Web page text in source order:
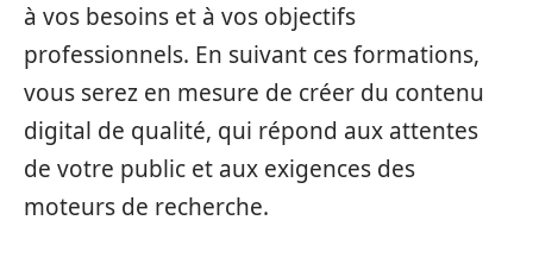
à vos besoins et à vos objectifs
professionnels. En suivant ces formations,
vous serez en mesure de créer du contenu
digital de qualité, qui répond aux attentes
de votre public et aux exigences des
moteurs de recherche.